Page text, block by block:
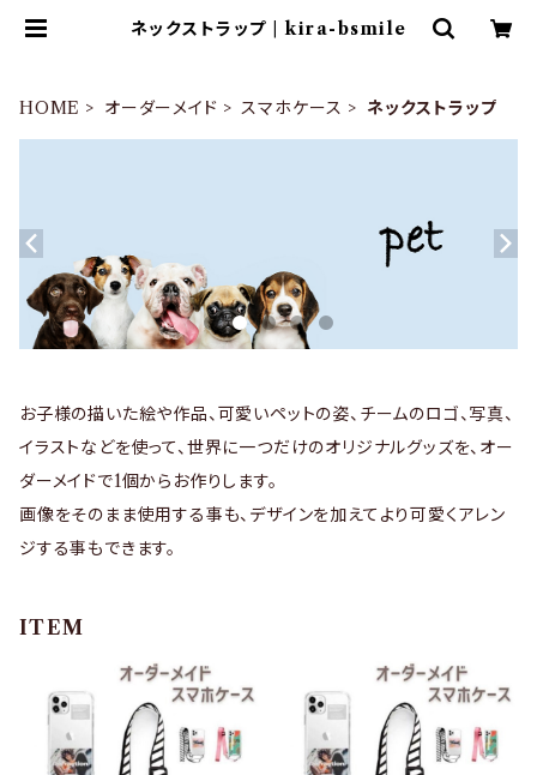
ネックストラップ | kira-bsmile
HOME オーダーメイド スマホケース ネックストラップ
お子様の描いた絵や作品、可愛いペットの姿、チームのロゴ、写真、
イラストなどを使って、世界に一つだけのオリジナルグッズを、オー
ダーメイドで1個からお作りします。
画像をそのまま使用する事も、デザインを加えてより可愛くアレン
ジする事もできます。
ITEM